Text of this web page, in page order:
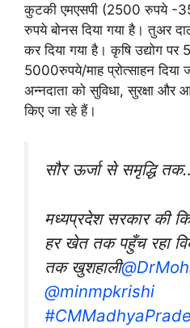
कुटकी एमएसपी (2500 रुपये -
रुपये बोनस दिया गया है। तुअर
कर दिया गया है। कृषि उद्योग पर
5000रुपये/माह प्रोत्साहन दिया
अन्नदाता को सुविधा, सुरक्षा और
किए जा रहे हैं।
सौर ऊर्जा से समृद्धि
मध्यप्रदेश सरकार की
हर खेत तक पहुँच रहा
तक खुशहाली
@minmpkrishi